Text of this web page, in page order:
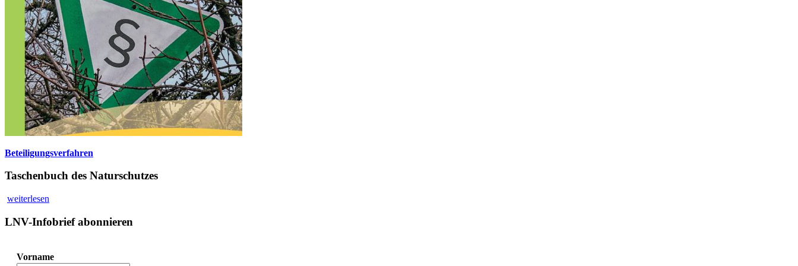
Beteiligungsverfahren
Taschenbuch des Naturschutzes
weiterlesen
LNV-Infobrief abonnieren
Vorname